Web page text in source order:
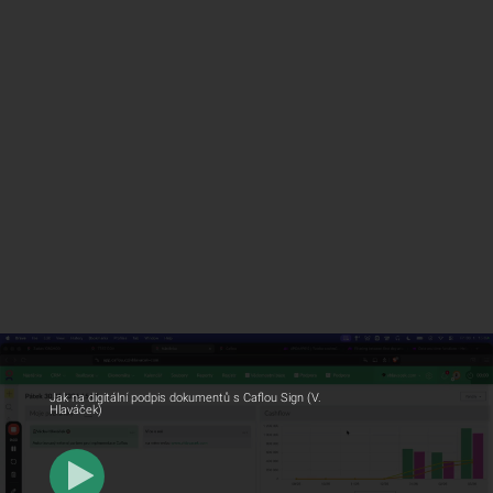
Jak na digitální podpis dokumentů s Caflou Sign (V.
Hlaváček)